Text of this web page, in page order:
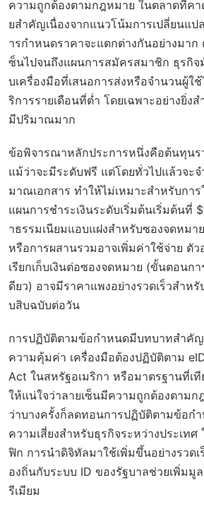
ความถูกต้องตามกฎหมาย ในตลาดที่คา
ยสำคัญเนื่องจากแนวโน้มการเปลี่ยนแป
ารกำหนดราคาจะแตกต่างกันอย่างมาก
ซ็นไปจนถึงแผนการสมัครสมาชิก ธุรกิ
บเครื่องมือที่เสนอการส่งหรือจำนวนผู้ใ
ริการรายเดือนที่ต่ำ โดยเฉพาะอย่างยิ่ง
มีปริมาณมาก
ข้อพิจารณาหลักประการหนึ่งคือต้นทุนร
แม้ว่าจะมีระดับฟรี แต่โดยทั่วไปแล้วจะ
มาณเอกสาร ทำให้ไม่เหมาะสำหรับกา
แผนการชำระเงินระดับเริ่มต้นเริ่มต้นที่
าธรรมเนียมแอบแฝงสำหรับซองจดหมา
หรือการผสานรวมอาจเพิ่มค่าใช้จ่าย ตั
เรียกเก็บเงินต่อซองจดหมาย (ขั้นตอนกา
ดียว) อาจมีราคาแพงอย่างรวดเร็วสำ
บสิบฉบับต่อวัน
การปฏิบัติตามข้อกำหนดมีบทบาทสำคัญ
ความคุ้มค่า เครื่องมือต้องปฏิบัติตาม
Act ในสหรัฐอเมริกา หรือมาตรฐานที่เ
ให้แน่ใจว่าลายเซ็นมีความถูกต้องตามก
ว่าบางครั้งก็ลดทอนการปฏิบัติตามข้อก
ความเสี่ยงสำหรับธุรกิจระหว่างประเท
ฟิก การนำดิจิทัลมาใช้เพิ่มขึ้นอย่างรวด
องถิ่นกับระบบ ID ของรัฐบาลช่วยเพิ่มมู
รีเมียม